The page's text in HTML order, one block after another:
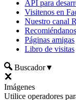
API para
Visitenos en
Nuestro canal
Páginas amigas
Libro de visitas
Buscador▼
Imágenes
Utilice operadores